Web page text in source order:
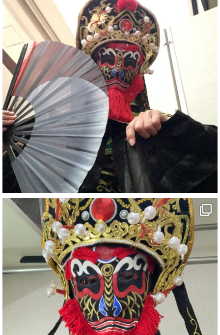
#イリュージョン
#和歌山県
#白浜町
#変面ショー
#イベント
#宴会
#余興
1 6 X
さらに読み込む